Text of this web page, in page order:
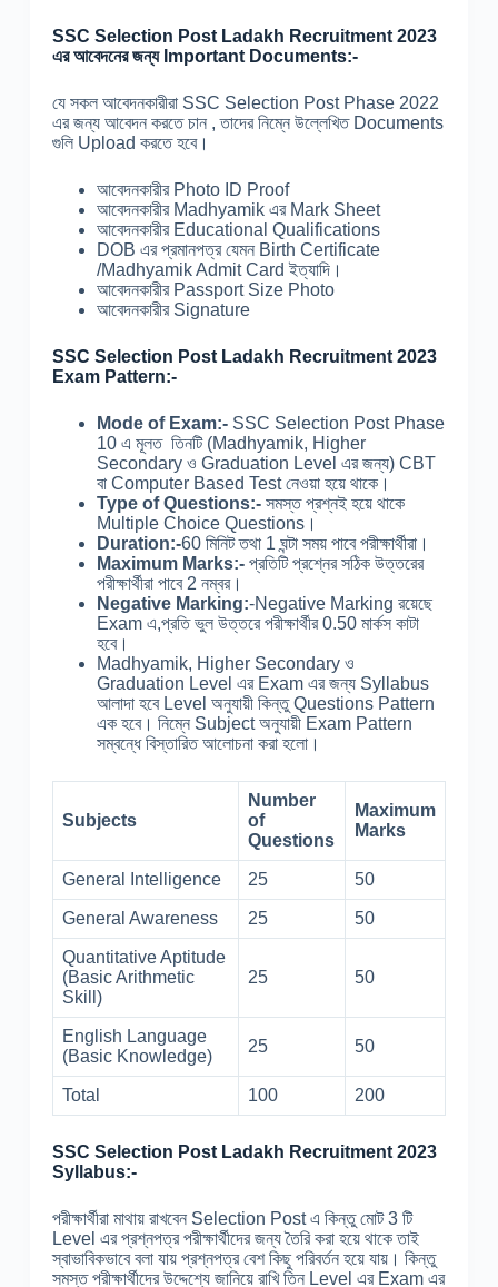
SSC Selection Post Ladakh Recruitment 2023
এর আবেদনের জন্য Important Documents:-
যে সকল আবেদনকারীরা SSC Selection Post Phase 2022
এর জন্য আবেদন করতে চান , তাদের নিম্নে উল্লেখিত Documents
গুলি Upload করতে হবে।
আবেদনকারীর Photo ID Proof
আবেদনকারীর Madhyamik এর Mark Sheet
আবেদনকারীর Educational Qualifications
DOB এর প্রমানপত্র যেমন Birth Certificate
/Madhyamik Admit Card ইত্যাদি।
আবেদনকারীর Passport Size Photo
আবেদনকারীর Signature
SSC Selection Post Ladakh Recruitment 2023
Exam Pattern:-
Mode of Exam:- SSC Selection Post Phase
10 এ মূলত তিনটি (Madhyamik, Higher
Secondary ও Graduation Level এর জন্য) CBT
বা Computer Based Test নেওয়া হয়ে থাকে।
Type of Questions:-সমস্ত প্রশ্নই হয়ে থাকে
Multiple Choice Questions।
Duration:-60 মিনিট তথা 1 ঘন্টা সময় পাবে পরীক্ষার্থীরা।
Maximum Marks:-প্রতিটি প্রশ্নের সঠিক উত্তরের
পরীক্ষার্থীরা পাবে 2 নম্বর।
Negative Marking:-Negative Marking রয়েছে
Exam এ,প্রতি ভুল উত্তরে পরীক্ষার্থীর 0.50 মার্কস কাটা
হবে।
Madhyamik, Higher Secondary ও
Graduation Level এর Exam এর জন্য Syllabus
আলাদা হবে Level অনুযায়ী কিন্তু Questions Pattern
এক হবে। নিম্নে Subject অনুযায়ী Exam Pattern
সম্বন্ধে বিস্তারিত আলোচনা করা হলো।
Subjects
Number
of
Questions
Maximum
Marks
General Intelligence 25 50
General Awareness 25 50
Quantitative Aptitude
(Basic Arithmetic
Skill)
25 50
English Language
(Basic Knowledge)
25 50
Total 100 200
SSC Selection Post Ladakh Recruitment 2023
Syllabus:-
পরীক্ষার্থীরা মাথায় রাখবেন Selection Post এ কিন্তু মোট 3 টি
Level এর প্রশ্নপত্র পরীক্ষার্থীদের জন্য তৈরি করা হয়ে থাকে তাই
স্বাভাবিকভাবে বলা যায় প্রশ্নপত্র বেশ কিছু পরিবর্তন হয়ে যায়। কিন্তু
সমস্ত পরীক্ষার্থীদের উদ্দেশ্যে জানিয়ে রাখি তিন Level এর Exam এর